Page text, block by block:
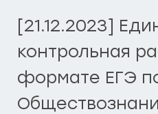
[21.12.2023]
контрольная
формате ЕГЭ